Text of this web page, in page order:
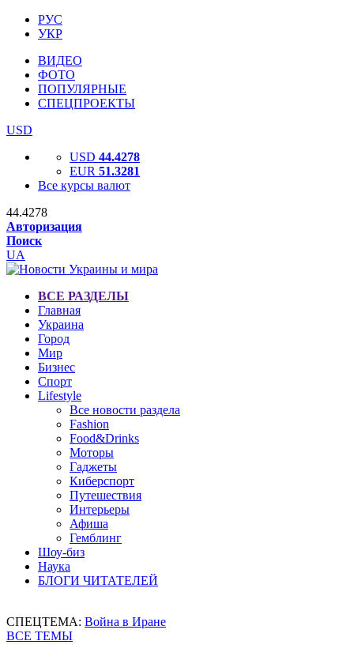
РУС
УКР
ВИДЕО
ФОТО
ПОПУЛЯРНЫЕ
СПЕЦПРОЕКТЫ
USD
USD 44.4278
EUR 51.3281
Все курсы валют
44.4278
Авторизация
Поиск
UA
ВСЕ РАЗДЕЛЫ
Главная
Украина
Город
Мир
Бизнес
Спорт
Lifestyle
Все новости раздела
Fashion
Food&Drinks
Моторы
Гаджеты
Киберспорт
Путешествия
Интерьеры
Афиша
Гемблинг
Шоу-биз
Наука
БЛОГИ ЧИТАТЕЛЕЙ
СПЕЦТЕМА: Война в Иране
ВСЕ ТЕМЫ